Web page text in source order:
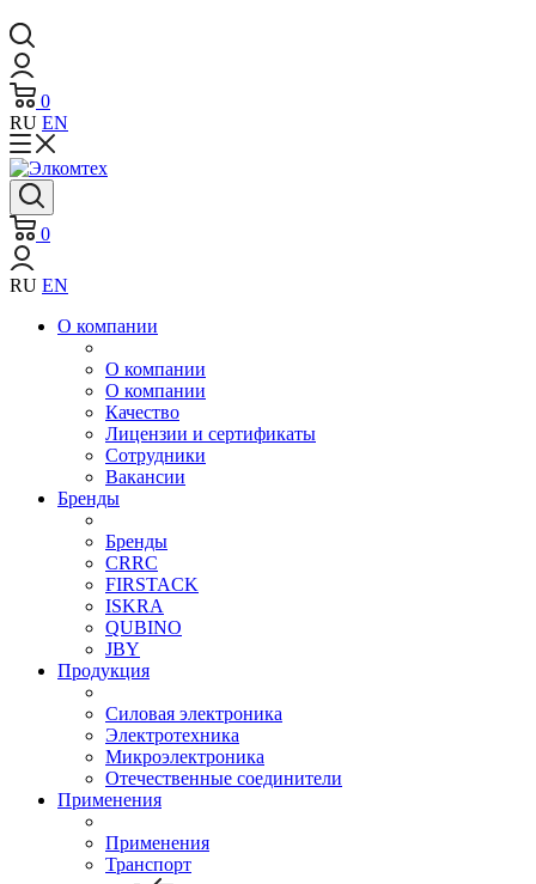
0
RU EN
0
RU EN
О компании
О компании
О компании
Качество
Лицензии и сертификаты
Сотрудники
Вакансии
Бренды
Бренды
CRRC
FIRSTACK
ISKRA
QUBINO
JBY
Продукция
Силовая электроника
Электротехника
Микроэлектроника
Отечественные соединители
Применения
Применения
Транспорт